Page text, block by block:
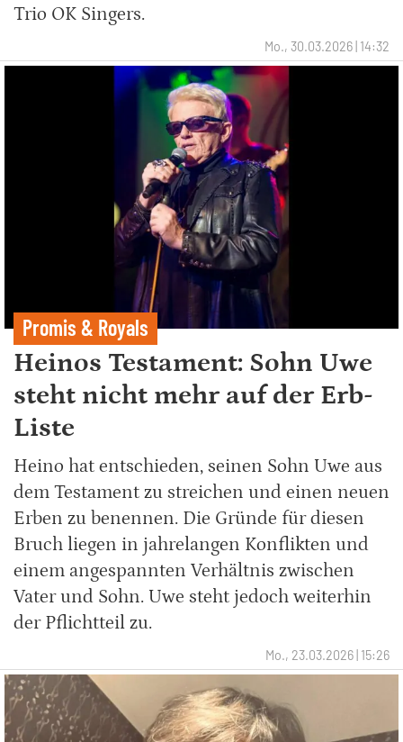
Trio OK Singers.
Mo., 30.03.2026 | 14:32
Promis & Royals
Heinos Testament: Sohn Uwe
steht nicht mehr auf der Erb-
Liste
Heino hat entschieden, seinen Sohn Uwe aus
dem Testament zu streichen und einen neuen
Erben zu benennen. Die Gründe für diesen
Bruch liegen in jahrelangen Konflikten und
einem angespannten Verhältnis zwischen
Vater und Sohn. Uwe steht jedoch weiterhin
der Pflichtteil zu.
Mo., 23.03.2026 | 15:26